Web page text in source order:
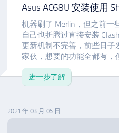
Asus AC68U 安装使用
机器刷了 Merlin，但之前一
自己也折腾过直接安装
更新机制不完善，前些日子
家伙，想要的功能全都有，
进一步了解
2021 年 03 月 05 日